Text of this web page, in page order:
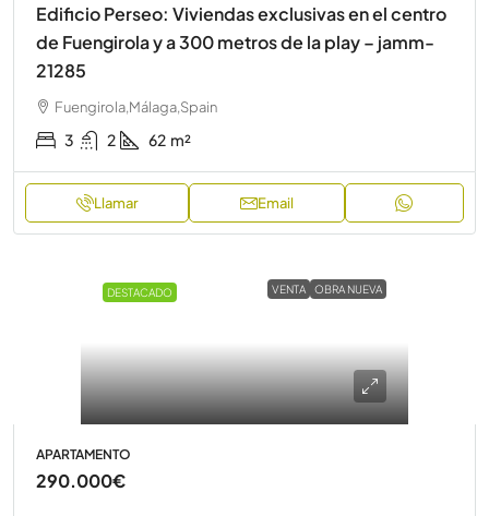
Edificio Perseo: Viviendas exclusivas en el centro
de Fuengirola y a 300 metros de la play – jamm-
21285
Fuengirola,Málaga,Spain
3 2 62 m²
Llamar Email
DESTACADO VENTA OBRA NUEVA
APARTAMENTO
290.000€